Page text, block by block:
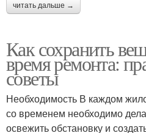
читать дальше →
Как сохранить
время ремонта:
советы
Необходимость В каждом
со временем необходимо
освежить обстановку и